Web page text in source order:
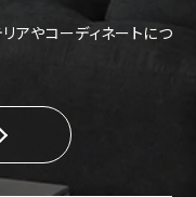
アやコーディネートにつ